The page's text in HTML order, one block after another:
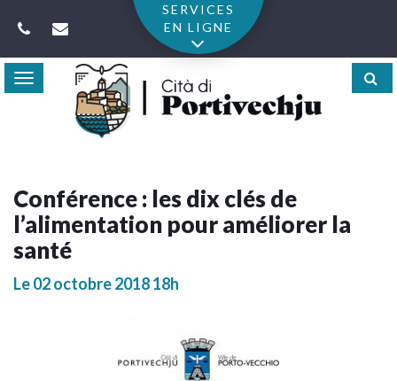
SERVICES
EN LIGNE
Toggle
navigation
Conférence : les dix clés de
l’alimentation pour améliorer la
santé
Le02octobre201818h